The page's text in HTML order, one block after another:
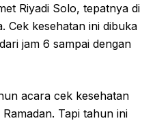
Riyadi Solo, tepatnya di
Cek kesehatan ini dibuka
jam 6 sampai dengan
acara cek kesehatan
Tapi tahun ini